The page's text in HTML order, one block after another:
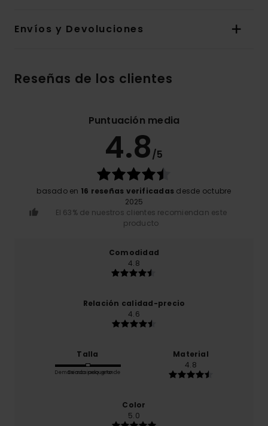
Envíos y Devoluciones
Reseñas de los clientes
Puntuación media
4.8/5
basado en 16 reseñas verificadas desde octubre
2025
El 63% de nuestros clientes recomiendan este
producto
Comodidad
4.8
Relación calidad-precio
4.6
Talla
Demasiado pequeño
Demasiado grande
Material
4.8
Color
5.0